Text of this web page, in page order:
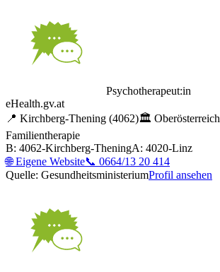
Psychotherapeut:in
eHealth.gv.at
📍 Kirchberg-Thening (4062)🏛️ Oberösterreich
Familientherapie
B: 4062-Kirchberg-TheningA: 4020-Linz
🌐Eigene Website📞 0664/13 20 414
Quelle: GesundheitsministeriumProfil ansehen